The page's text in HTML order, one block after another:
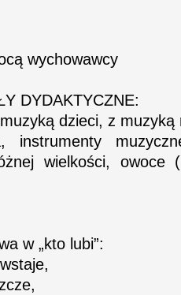
wychowawcy
DYDAKTYCZNE:
dzieci, z muzyką
instrumenty
wielkości, owoce
w „kto lubi”: